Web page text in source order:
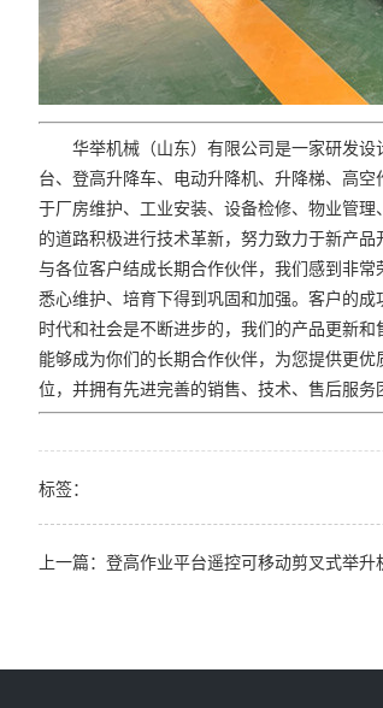
华举机械（山东）有限公司是一家研发设
台、登高升降车、电动升降机、升降梯、高
于厂房维护、工业安装、设备检修、物业管
的道路积极进行技术革新，努力致力于新产
与各位客户结成长期合作伙伴，我们感到非
悉心维护、培育下得到巩固和加强。客户的
时代和社会是不断进步的，我们的产品更新
能够成为你们的长期合作伙伴，为您提供更
位，并拥有先进完善的销售、技术、售后服务
标签：
上一篇：登高作业平台遥控可移动剪叉式举升